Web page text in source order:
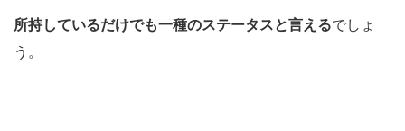
所持しているだけでも一種のステータスと言えるでしょ
う。